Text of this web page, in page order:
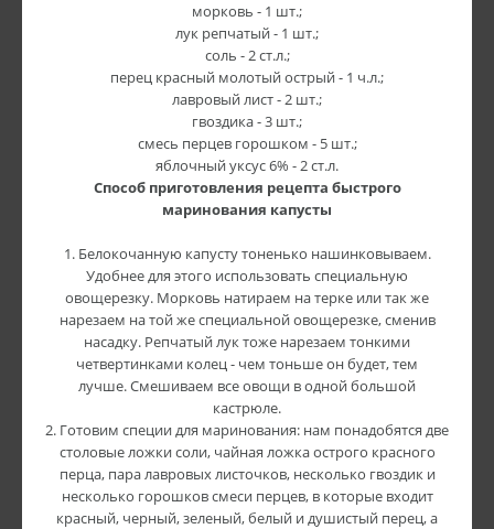
морковь - 1 шт.;
лук репчатый - 1 шт.;
соль - 2 ст.л.;
перец красный молотый острый - 1 ч.л.;
лавровый лист - 2 шт.;
гвоздика - 3 шт.;
смесь перцев горошком - 5 шт.;
яблочный уксус 6% - 2 ст.л.
Способ приготовления рецепта быстрого
маринования капусты
1. Белокочанную капусту тоненько нашинковываем.
Удобнее для этого использовать специальную
овощерезку. Морковь натираем на терке или так же
нарезаем на той же специальной овощерезке, сменив
насадку. Репчатый лук тоже нарезаем тонкими
четвертинками колец - чем тоньше он будет, тем
лучше. Смешиваем все овощи в одной большой
кастрюле.
2. Готовим специи для маринования: нам понадобятся две
столовые ложки соли, чайная ложка острого красного
перца, пара лавровых листочков, несколько гвоздик и
несколько горошков смеси перцев, в которые входит
красный, черный, зеленый, белый и душистый перец, а